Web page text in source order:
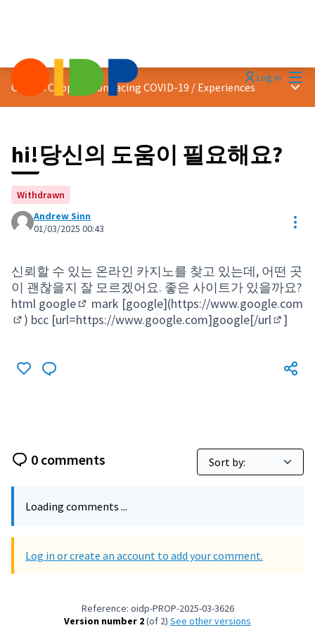
Log in
Citizen Cooperation facing COVID-19 / Experiences Main
hi!당신의 도움이 필요해요?
Withdrawn
Andrew Sinn
01/03/2025 00:43
신뢰할 수 있는 온라인 카지노를 찾고 있는데, 어떤 곳
이 괜찮을지 잘 모르겠어요. 좋은 사이트가 있을까요?
html google
(External link)
mark [google](https://www.google.com
(External link)
) bcc [url=https://www.google.com]google[/url ]
0 comments
Loading comments ...
Log in or create an account to add your comment.
Reference: oidp-PROP-2025-03-3626
Version number 2(of 2)
see other versions